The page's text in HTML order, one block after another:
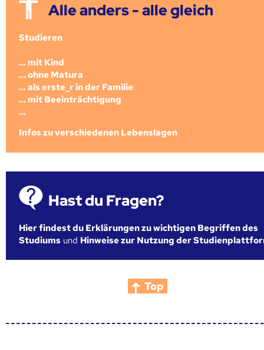
Alle anders - alle gleich
Studieren
... mit Kind
... ohne Matura
... als erste_r in der Familie
... mit Beeinträchtigung
...
Infos zu verschiedenen Lebenslagen
Hast du Fragen?
Hier findest du Erklärungen zu wichtigen Begriffen des
Studiums und Hinweise zur Nutzung der
Top